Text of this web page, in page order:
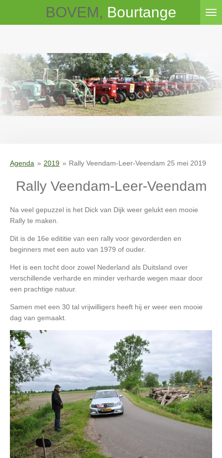
hoofdinhoud
BOVEM, Bourtange
Agenda » 2019 » Rally Veendam-Leer-Veendam 25 mei 2019
Rally Veendam-Leer-Veendam
Na veel gepuzzel is het Dick van Dijk weer gelukt een mooie
Rally te maken.
Dit is de 16e edititie van een rally voor gevorderden en
beginners met een auto van 1979 of ouder.
Het is een tocht door zowel Nederland als Duitsland over
verschillende verharde en minder verharde wegen maar door
een prachtige natuur.
Samen met een 30 tal vrijwilligers heeft hij er weer een mooie
dag van gemaakt.